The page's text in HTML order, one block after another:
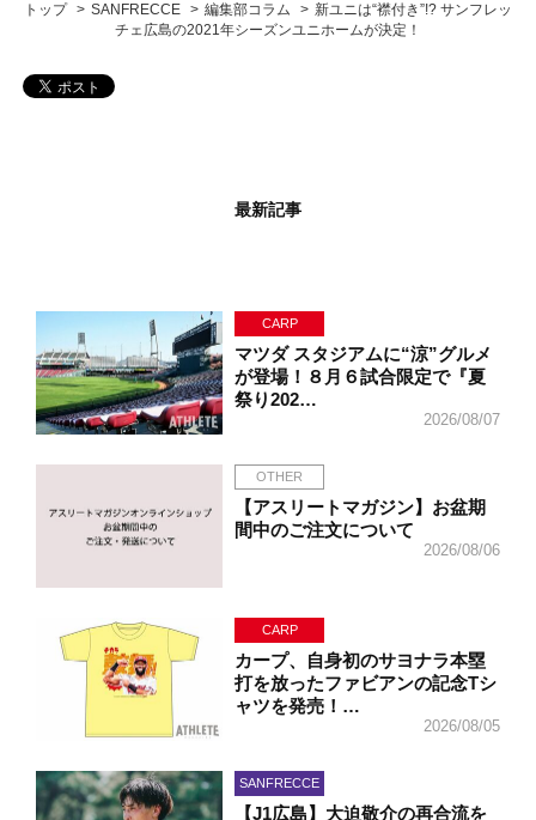
トップ SANFRECCE 編集部コラム
新ユニは“襟付き”!? サンフレッ
チェ広島の2021年シーズンユニホームが決定！
最新記事
CARP
マツダ スタジアムに“涼”グルメ
が登場！８月６試合限定で『夏
祭り202…
2026/08/07
OTHER
【アスリートマガジン】お盆期
間中のご注文について
2026/08/06
CARP
カープ、自身初のサヨナラ本塁
打を放ったファビアンの記念Tシ
ャツを発売！…
2026/08/05
SANFRECCE
【J1広島】大迫敬介の再合流を